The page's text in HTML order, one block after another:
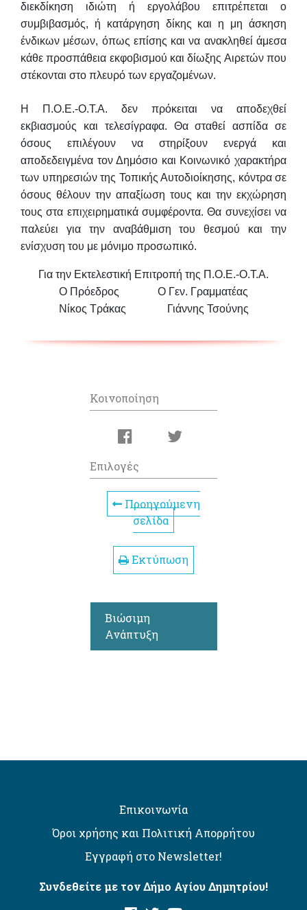
διεκδίκηση ιδιώτη ή εργολάβου επιτρέπεται ο
συμβιβασμός, ή κατάργηση δίκης και η μη άσκηση
ένδικων μέσων, όπως επίσης και να ανακληθεί άμεσα
κάθεπροσπάθεια εκφοβισμού και δίωξης Αιρετών που
στέκονται στο πλευρό των εργαζομένων.
Η Π.Ο.Ε.-Ο.Τ.Α. δεν πρόκειται να αποδεχθεί
εκβιασμούς και τελεσίγραφα. Θασταθεί ασπίδα σε
όσους επιλέγουν να στηρίξουν ενεργά και
αποδεδειγμένα τονΔημόσιο και Κοινωνικό χαρακτήρα
των υπηρεσιών της Τοπικής Αυτοδιοίκησης, κόντρα σε
όσους θέλουν την απαξίωση τους και την εκχώρηση
τους στα επιχειρηματικά συμφέροντα. Θα συνεχίσει να
παλεύει για την αναβάθμιση τουθεσμού και την
ενίσχυση του με μόνιμο προσωπικό.
Για την Εκτελεστική Επιτροπή της Π.Ο.Ε.-Ο.Τ.Α.
Ο Πρόεδρος Ο Γεν. Γραμματέας
Νίκος Τράκας Γιάννης Τσούνης
Κοινοποίηση
Επιλογές
Προηγούμενη
σελίδα
Εκτύπωση
Βιώσιμη
Ανάπτυξη
Επικοινωνία
Όροι χρήσης και Πολιτική Απορρήτου
Εγγραφή στο Newsletter!
Συνδεθείτε με τον Δήμο Αγίου Δημητρίου!